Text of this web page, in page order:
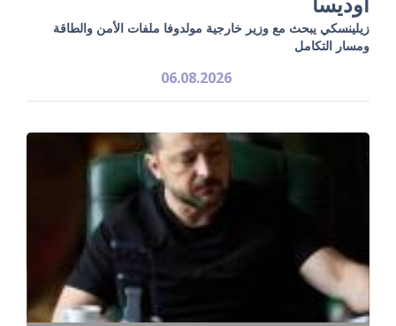
زيلينسكي يبحث مع وزير خارجية مولدوفا ملفات الأمن والطاقة
ومسار التكامل
06.08.2026